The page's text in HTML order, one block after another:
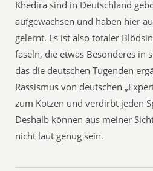
Khedira sind in Deutschland
aufgewachsen und haben hier
gelernt. Es ist also totaler
faseln, die etwas Besonderes in
das die deutschen Tugenden
Rassismus von deutschen
zum Kotzen und verdirbt jeden
Deshalb können aus meiner
nicht laut genug sein.